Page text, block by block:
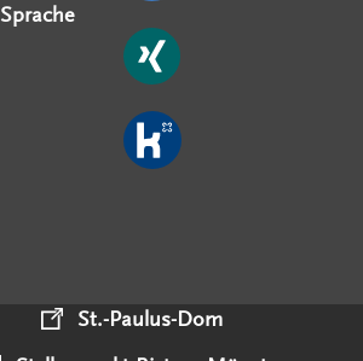
Sprache
St.-Paulus-Dom